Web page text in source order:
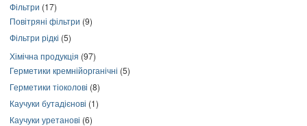
Фільтри (17)
Повітряні фільтри (9)
Фільтри рідкі (5)
Хімічна продукція (97)
Герметики кремнійорганічні (5)
Герметики тіоколові (8)
Каучуки бутадієнові (1)
Каучуки уретанові (6)